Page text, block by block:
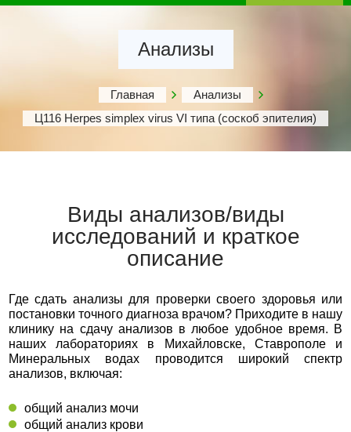
Анализы
Главная
Анализы
Ц116 Herpes simplex virus VI типа (соскоб эпителия)
Виды анализов/виды
исследований и краткое
описание
Где сдать анализы для проверки своего здоровья или
постановки точного диагноза врачом? Приходите в нашу
клинику на сдачу анализов в любое удобное время. В
наших лабораториях в Михайловске, Ставрополе и
Минеральных водах проводится широкий спектр
анализов, включая:
общий анализ мочи
общий анализ крови